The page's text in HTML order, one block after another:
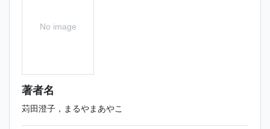
No image
著者名
苅田澄子，まるやまあやこ